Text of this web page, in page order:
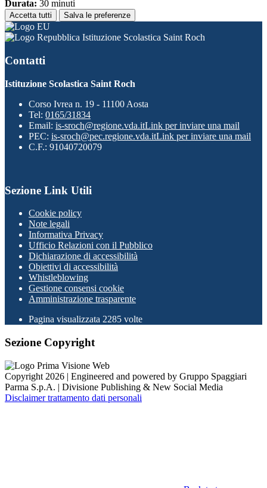
Durata: 30 minuti
Accetta tutti Salva le preferenze
Istituzione Scolastica Saint Roch
Contatti
Istituzione Scolastica Saint Roch
Corso Ivrea n. 19 - 11100 Aosta
Tel: 0165/31834
Email: is-sroch@regione.vda.itLink per inviare una mail
PEC: is-sroch@pec.regione.vda.itLink per inviare una mail
C.F.: 91040720079
Sezione Link Utili
Cookie policy
Note legali
Informativa Privacy
Ufficio Relazioni con il Pubblico
Dichiarazione di accessibilità
Obiettivi di accessibilità
Whistleblowing
Gestione consensi cookie
Amministrazione trasparente
Pagina visualizzata 2285 volte
Sezione Copyright
Copyright 2026 | Engineered and powered by Gruppo Spaggiari
Parma S.p.A. | Divisione Publishing & New Social Media
Disclaimer trattamento dati personali